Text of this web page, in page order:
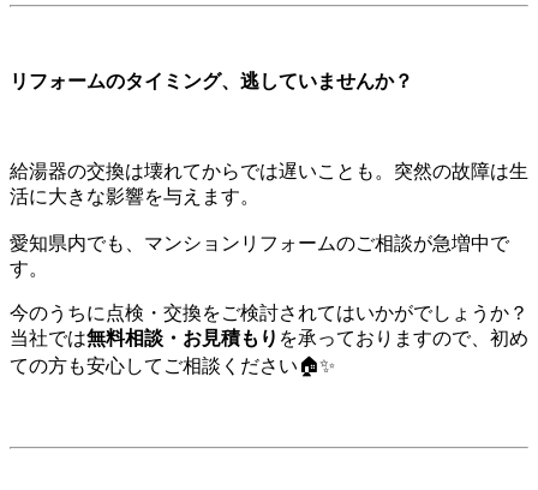
リフォームのタイミング、逃していませんか？
給湯器の交換は壊れてからでは遅いことも。突然の故障は生
活に大きな影響を与えます。
愛知県内でも、マンションリフォームのご相談が急増中で
す。
今のうちに点検・交換をご検討されてはいかがでしょうか？
当社では無料相談・お見積もり を承っておりますので、初め
ての方も安心してご相談ください🏠✨